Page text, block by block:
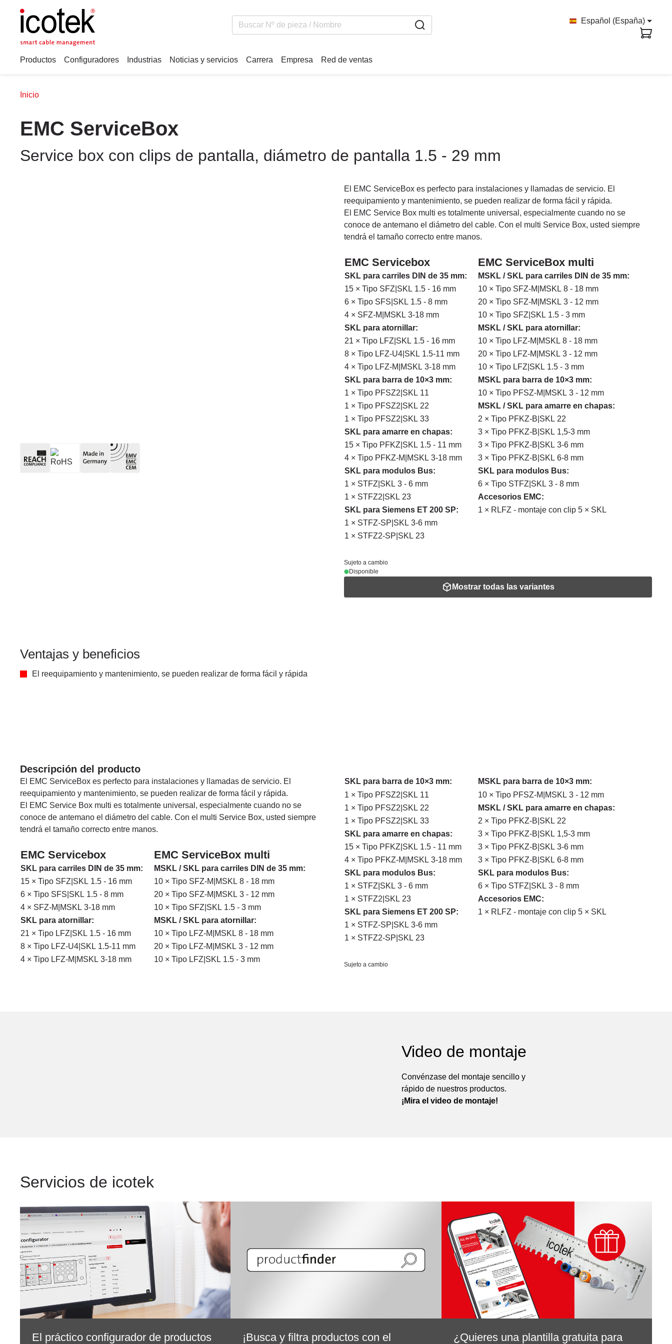
Español (España)
Productos Configuradores Industrias Noticias y servicios Carrera Empresa Red de ventas
Inicio
EMC ServiceBox
Service box con clips de pantalla, diámetro de pantalla 1.5 - 29 mm
El EMC ServiceBox es perfecto para instalaciones y llamadas de servicio. El
reequipamiento y mantenimiento, se pueden realizar de forma fácil y rápida.
El EMC Service Box multi es totalmente universal, especialmente cuando no se
conoce de antemano el diámetro del cable. Con el multi Service Box, usted siempre
tendrá el tamaño correcto entre manos.
EMC Servicebox EMC ServiceBox multi
SKL para carriles DIN de 35 mm:
MSKL / SKL para carriles DIN de 35 mm:
15 × Tipo SFZ|SKL 1.5 - 16 mm
10 × Tipo SFZ-M|MSKL 8 - 18 mm
6 × Tipo SFS|SKL 1.5 - 8 mm
20 × Tipo SFZ-M|MSKL 3 - 12 mm
4 × SFZ-M|MSKL 3-18 mm
10 × Tipo SFZ|SKL 1.5 - 3 mm
SKL para atornillar:
MSKL / SKL para atornillar:
21 × Tipo LFZ|SKL 1.5 - 16 mm
10 × Tipo LFZ-M|MSKL 8 - 18 mm
8 × Tipo LFZ-U4|SKL 1.5-11 mm
20 × Tipo LFZ-M|MSKL 3 - 12 mm
4 × Tipo LFZ-M|MSKL 3-18 mm
10 × Tipo LFZ|SKL 1.5 - 3 mm
SKL para barra de 10×3 mm:
MSKL para barra de 10×3 mm:
1 × Tipo PFSZ2|SKL 11
10 × Tipo PFSZ-M|MSKL 3 - 12 mm
1 × Tipo PFSZ2|SKL 22
MSKL / SKL para amarre en chapas:
1 × Tipo PFSZ2|SKL 33
2 × Tipo PFKZ-B|SKL 22
SKL para amarre en chapas:
3 × Tipo PFKZ-B|SKL 1,5-3 mm
15 × Tipo PFKZ|SKL 1.5 - 11 mm
3 × Tipo PFKZ-B|SKL 3-6 mm
4 × Tipo PFKZ-M|MSKL 3-18 mm
3 × Tipo PFKZ-B|SKL 6-8 mm
SKL para modulos Bus:
SKL para modulos Bus:
1 × STFZ|SKL 3 - 6 mm
6 × Tipo STFZ|SKL 3 - 8 mm
1 × STFZ2|SKL 23
Accesorios EMC:
SKL para Siemens ET 200 SP:
1 × RLFZ - montaje con clip 5 × SKL
1 × STFZ-SP|SKL 3-6 mm
1 × STFZ2-SP|SKL 23
Sujeto a cambio
Disponible
Mostrar todas las variantes
Ventajas y beneficios
El reequipamiento y mantenimiento, se pueden realizar de forma fácil y rápida
Descripción del producto
El EMC ServiceBox es perfecto para instalaciones y llamadas de servicio. El
reequipamiento y mantenimiento, se pueden realizar de forma fácil y rápida.
El EMC Service Box multi es totalmente universal, especialmente cuando no se
conoce de antemano el diámetro del cable. Con el multi Service Box, usted siempre
tendrá el tamaño correcto entre manos.
EMC Servicebox EMC ServiceBox multi
SKL para carriles DIN de 35 mm:
MSKL / SKL para carriles DIN de 35 mm:
15 × Tipo SFZ|SKL 1.5 - 16 mm
10 × Tipo SFZ-M|MSKL 8 - 18 mm
6 × Tipo SFS|SKL 1.5 - 8 mm
20 × Tipo SFZ-M|MSKL 3 - 12 mm
4 × SFZ-M|MSKL 3-18 mm
10 × Tipo SFZ|SKL 1.5 - 3 mm
SKL para atornillar:
MSKL / SKL para atornillar:
21 × Tipo LFZ|SKL 1.5 - 16 mm
10 × Tipo LFZ-M|MSKL 8 - 18 mm
8 × Tipo LFZ-U4|SKL 1.5-11 mm
20 × Tipo LFZ-M|MSKL 3 - 12 mm
4 × Tipo LFZ-M|MSKL 3-18 mm
10 × Tipo LFZ|SKL 1.5 - 3 mm
SKL para barra de 10×3 mm:
MSKL para barra de 10×3 mm:
1 × Tipo PFSZ2|SKL 11
10 × Tipo PFSZ-M|MSKL 3 - 12 mm
1 × Tipo PFSZ2|SKL 22
MSKL / SKL para amarre en chapas:
1 × Tipo PFSZ2|SKL 33
2 × Tipo PFKZ-B|SKL 22
SKL para amarre en chapas:
3 × Tipo PFKZ-B|SKL 1,5-3 mm
15 × Tipo PFKZ|SKL 1.5 - 11 mm
3 × Tipo PFKZ-B|SKL 3-6 mm
4 × Tipo PFKZ-M|MSKL 3-18 mm
3 × Tipo PFKZ-B|SKL 6-8 mm
SKL para modulos Bus:
SKL para modulos Bus:
1 × STFZ|SKL 3 - 6 mm
6 × Tipo STFZ|SKL 3 - 8 mm
1 × STFZ2|SKL 23
Accesorios EMC:
SKL para Siemens ET 200 SP:
1 × RLFZ - montaje con clip 5 × SKL
1 × STFZ-SP|SKL 3-6 mm
1 × STFZ2-SP|SKL 23
Sujeto a cambio
Video de montaje
Convénzase del montaje sencillo y
rápido de nuestros productos.
¡Mira el video de montaje!
Servicios de icotek
El práctico configurador de productos ¡Busca y filtra productos con el ¿Quieres una plantilla gratuita para